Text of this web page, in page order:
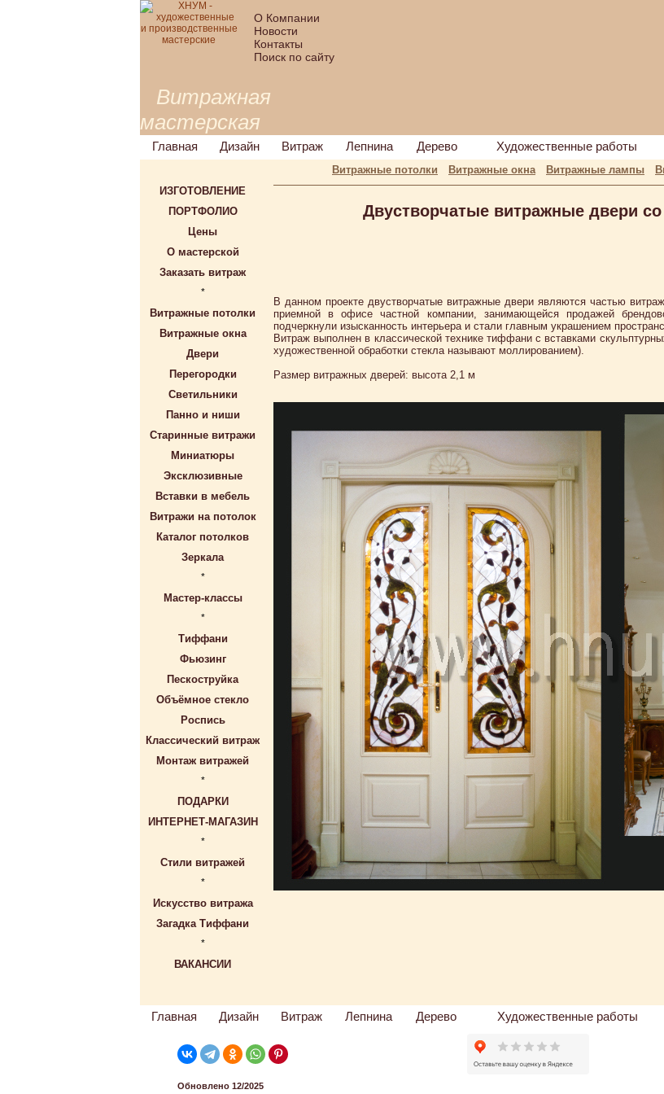
О Компании
Новости
Контакты
Поиск по сайту
Витражная
мастерская
Главная
Дизайн Витраж Лепнина Дерево Художественные работы
Витражные потолки Витражные окна Витражные лампы
ИЗГОТОВЛЕНИЕ
ПОРТФОЛИО
Цены
О мастерской
Заказать витраж
*
Витражные потолки
Витражные окна
Двери
Перегородки
Светильники
Панно и ниши
Старинные витражи
Миниатюры
Эксклюзивные
Вставки в мебель
Витражи на потолок
Каталог потолков
Зеркала
*
Мастер-классы
*
Тиффани
Фьюзинг
Пескоструйка
Объёмное стекло
Роспись
Классический витраж
Монтаж витражей
*
ПОДАРКИ
ИНТЕРНЕТ-МАГАЗИН
*
Стили витражей
*
Искусство витража
Загадка Тиффани
*
ВАКАНСИИ
Двустворчатые витражные двери
В данном проекте двустворчатые витражные двери являются частью
приемной в офисе частной компании, занимающейся продажей
подчеркнули изысканность интерьера и стали главным украшением
Витраж выполнен в классической технике тиффани с вставками
художественной обработки стекла называют моллированием).
Размер витражных дверей: высота 2,1 м
Главная Дизайн Витраж Лепнина Дерево Художественные работы
Обновлено 12/2025